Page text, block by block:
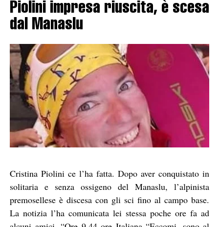
Piolini impresa riuscita, è scesa
dal Manaslu
Cristina Piolini ce l’ha fatta. Dopo aver conquistato in
solitaria e senza ossigeno del Manaslu, l’alpinista
premosellese è discesa con gli sci fino al campo base.
La notizia l’ha comunicata lei stessa poche ore fa ad